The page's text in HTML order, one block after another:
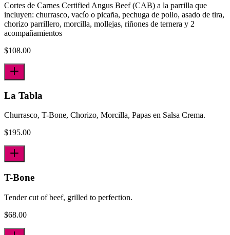
Cortes de Carnes Certified Angus Beef (CAB) a la parrilla que
incluyen: churrasco, vacío o picaña, pechuga de pollo, asado de tira,
chorizo parrillero, morcilla, mollejas, riñones de ternera y 2
acompañamientos
$108.00
La Tabla
Churrasco, T-Bone, Chorizo, Morcilla, Papas en Salsa Crema.
$195.00
T-Bone
Tender cut of beef, grilled to perfection.
$68.00